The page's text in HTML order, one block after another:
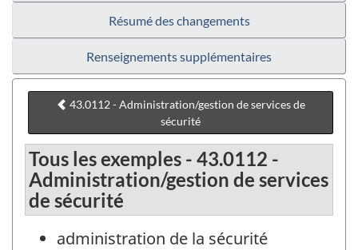
Résumé des changements
Renseignements supplémentaires
43.0112 - Administration/gestion de services de
sécurité
Tous les exemples - 43.0112 -
Administration/gestion de services
de sécurité
administration de la sécurité